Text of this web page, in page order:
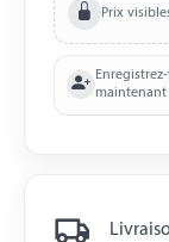
Prix
maintenant